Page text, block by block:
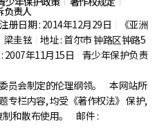
负责人
注册日期 : 2014年12月29日
《亚洲
梁圭铉 地址 : 首尔市钟路区钟路5
2007年11月15日
青少年保护负责
员会制定的伦理纲领。
本网站所
专栏内容, 均受《著作权法》 保护,
和散布使用。
邮件 :